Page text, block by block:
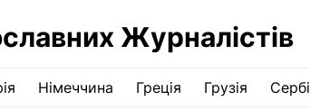
Журналістів
Німеччина Греція Грузія